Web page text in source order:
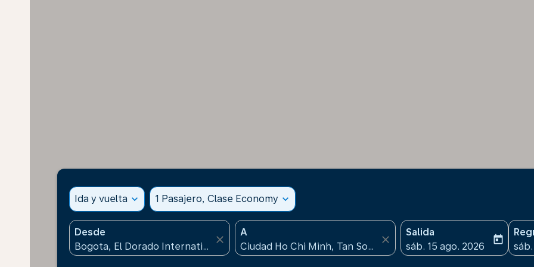
Ida y vuelta expand_more 1 Pasajero, Clase Economy expand_more
Desde
close
A
close
Salida
fc-booking-departure-
sáb. 15 ago. 2026
today
fc-